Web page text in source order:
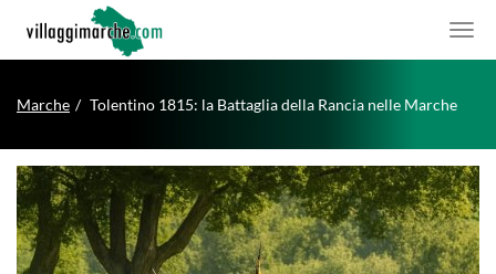
Marche Tolentino 1815: la Battaglia della Rancia nelle Marche